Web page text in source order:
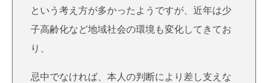
という考え方が多かったようですが、近年は少
子高齢化など地域社会の環境も変化してきてお
り、
忌中でなければ、本人の判断により差し支えな